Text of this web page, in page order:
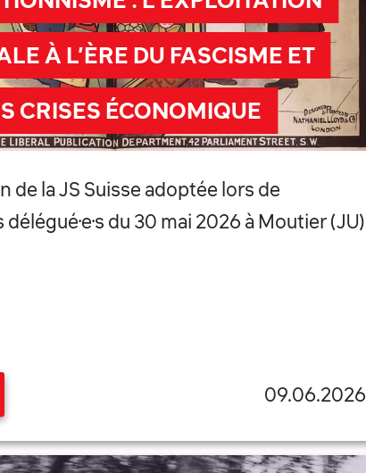
À L’ÈRE DU FASCISME ET
CRISES ÉCONOMIQUE
de la JS Suisse adoptée lors de
délégué·e·s du 30 mai 2026 à Moutier (JU)
09.06.2026